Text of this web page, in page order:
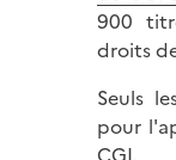
900
droits
Seuls
pour